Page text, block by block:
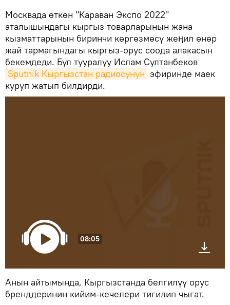
Москвада өткөн "Караван Экспо 2022"
аталышындагы кыргыз товарларынын жана
кызматтарынын биринчи көргөзмөсү жеӊил өнөр
жай тармагындагы кыргыз-орус соода алакасын
бекемдеди. Бул тууралуу Ислам Султанбеков
Sputnik Кыргызстан радиосунун эфиринде маек
куруп жатып билдирди.
08:05
Анын айтымында, Кыргызстанда белгилүү орус
бренддеринин кийим-кечелери тигилип чыгат.